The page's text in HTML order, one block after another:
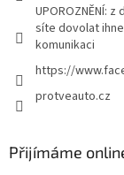
UPOROZNĚNÍ:
síte dovolat
komunikaci
https://
protveauto.cz
Přijímáme